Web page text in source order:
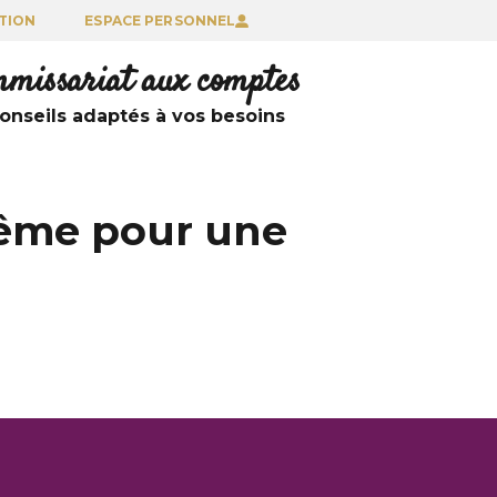
ESPACE PERSONNEL
aux comptes
adaptés à vos besoins
pour une